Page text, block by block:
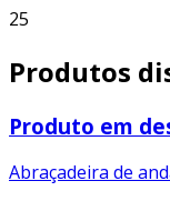
25
Produtos
Produto em
Abraçadeira de